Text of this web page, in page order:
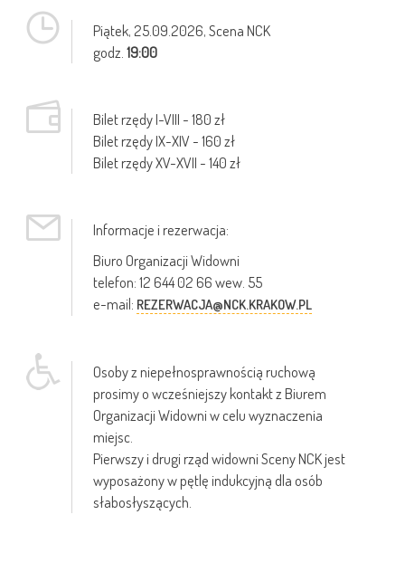
Piątek,25.09.2026, Scena NCK
godz. 19:00
Bilet rzędy I-VIII - 180 zł
Bilet rzędy IX-XIV - 160 zł
Bilet rzędy XV-XVII - 140 zł
Informacje i rezerwacja:
Biuro Organizacji Widowni
telefon: 12 644 02 66 wew. 55
e-mail: REZERWACJA@NCK.KRAKOW.PL
Osoby z niepełnosprawnością ruchową
prosimy o wcześniejszy kontakt z Biurem
Organizacji Widowni w celu wyznaczenia
miejsc.
Pierwszy i drugi rząd widowni Sceny NCK jest
wyposażony w pętlę indukcyjną dla osób
słabosłyszących.